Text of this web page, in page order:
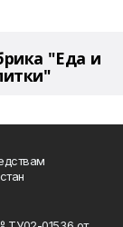
"Еда и